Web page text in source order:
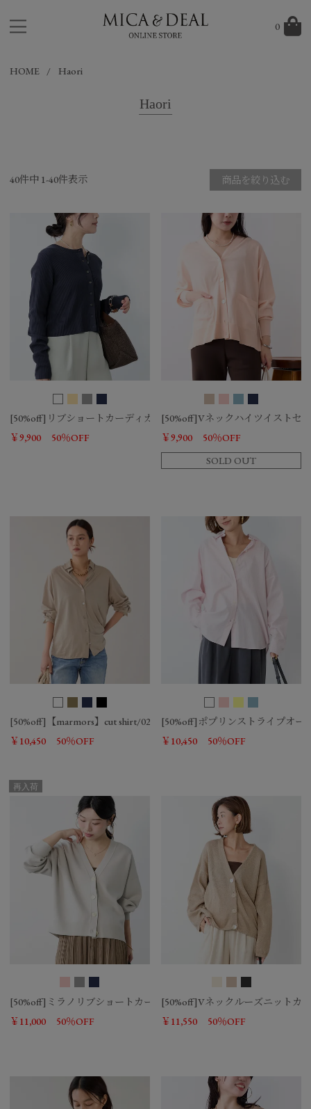
0
HOME Haori
Haori
40件中 1-40件表示 商品を絞り込む
[50%off]リブショートカーディガン
￥9,900
50％OFF
[50%off]Vネックハイツイストセ
￥9,900
50％OFF
SOLD OUT
[50%off]【marmors】cut shirt/0224201050
￥10,450
50％OFF
[50%off]ポプリンストライプオー
￥10,450
50％OFF
再入荷
[50%off]ミラノリブショートカーディガン
￥11,000
50％OFF
[50%off]Vネックルーズニットカ
￥11,550
50％OFF